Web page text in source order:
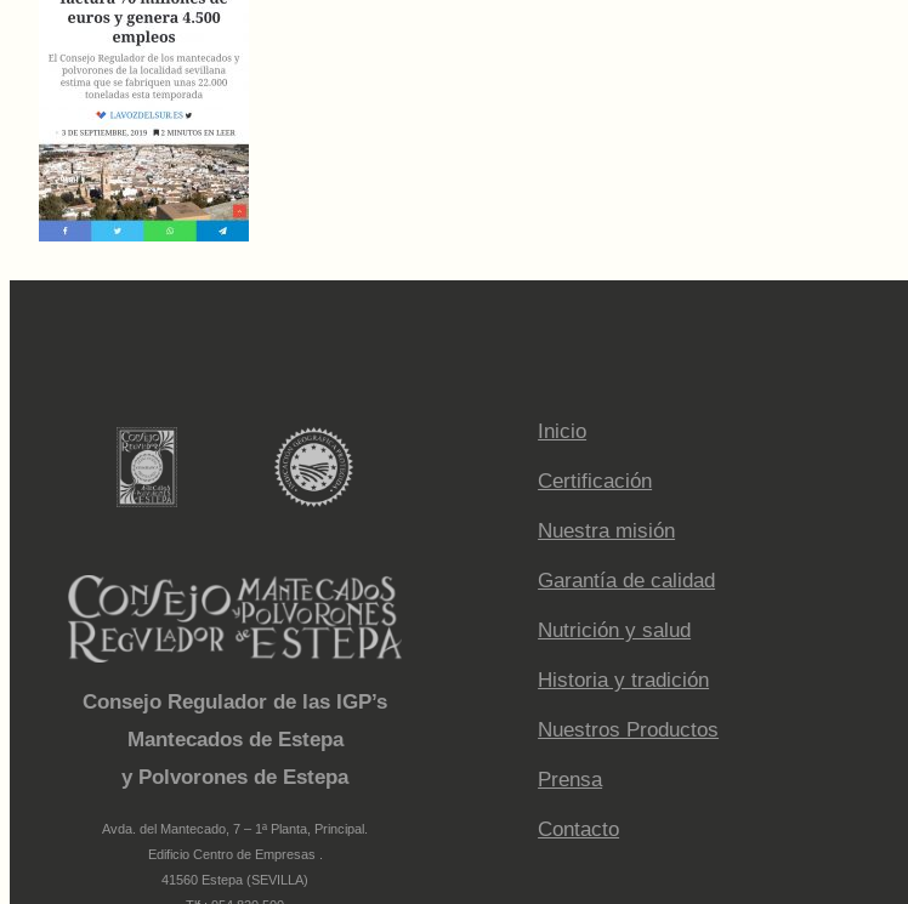
Consejo Regulador de las IGP’s
Mantecados de Estepa
y Polvorones de Estepa
Avda. del Mantecado, 7 – 1ª Planta, Principal.
Edificio Centro de Empresas .
41560 Estepa (SEVILLA)
Inicio
Certificación
Nuestra misión
Garantía de calidad
Nutrición y salud
Historia y tradición
Nuestros Productos
Prensa
Contacto